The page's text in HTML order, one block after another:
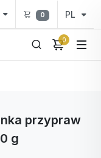
0 PL
0
przypraw
g